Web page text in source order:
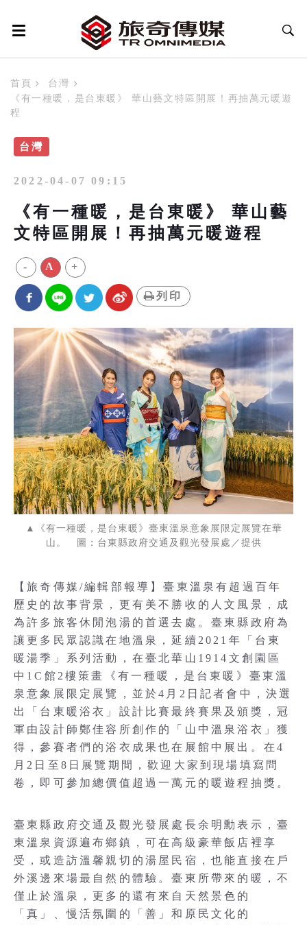
首頁
台灣
《有一種暖，是台東暖》 華山藝文特區開展！再抽萬元暖遊
程
台灣
2022-04-07 09:15
《有一種暖，是台東暖》 華山藝
文特區開展！再抽萬元暖遊程
- A +
列印
▲《有一種暖，是台東暖》臺東溫泉意象展限定展覽在華
山。 圖：台東縣政府交通及觀光發展處／提供
【旅奇傳媒/編輯部報導】臺東溫泉有超過百年
歷史的故事背景，更有美不勝收的人文風景，成
為許多旅客休閒泡湯的首選去處。臺東縣政府為
讓更多民眾認識在地溫泉，延續2021年「台東
暖湯季」系列活動，在臺北華山1914文創園區
中1C館2樓策畫《有一種暖，是台東暖》臺東溫
泉意象展限定展覽，並於4月2日記者會中，決選
出「台東暖浴衣」設計比賽最終賽果及頒獎，冠
軍由設計師鄭佳容所創作的「山中溫泉浴衣」獲
得，參賽者們的浴衣成果也在展館中展出。在4
月2日至8日展覽期間，歡迎大家到現場填寫問
卷，即可參加總價值超過一萬元的暖遊程抽獎。
臺東縣政府交通及觀光發展處長余明勳表示，臺
東溫泉資源遍布鄉鎮，可在高級豪華飯店裡享
受，或造訪溫馨親切的湯屋民宿，也能直接在戶
外溪邊來場最自然的體驗。臺東所帶來的暖，不
僅止於溫泉，更多的還有來自天然景色的
「真」、慢活氛圍的「善」和原民文化的